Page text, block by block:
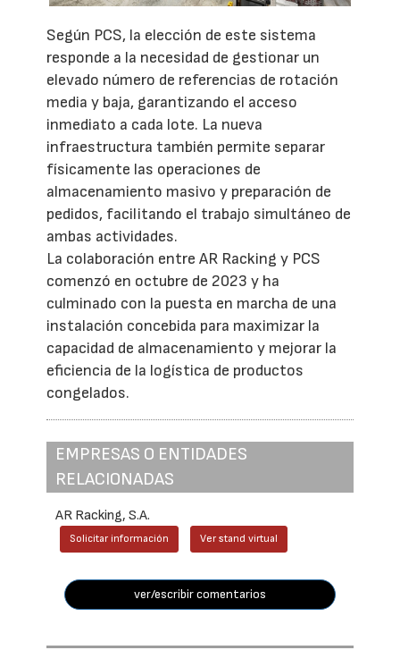
Según PCS, la elección de este sistema
responde a la necesidad de gestionar un
elevado número de referencias de rotación
media y baja, garantizando el acceso
inmediato a cada lote. La nueva
infraestructura también permite separar
físicamente las operaciones de
almacenamiento masivo y preparación de
pedidos, facilitando el trabajo simultáneo de
ambas actividades.
La colaboración entre AR Racking y PCS
comenzó en octubre de 2023 y ha
culminado con la puesta en marcha de una
instalación concebida para maximizar la
capacidad de almacenamiento y mejorar la
eficiencia de la logística de productos
congelados.
EMPRESAS O ENTIDADES
RELACIONADAS
AR Racking, S.A.
Solicitar información Ver stand virtual
ver/escribir comentarios